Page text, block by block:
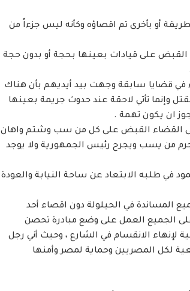
أو بأخرى تم اقصاؤه وكأنه ليس جزءاً من
و القبض على قيادات بعينها بحجة أو بدون حجة
في قضايا سابقة وجهت بيد أيديهم بأن هناك
وإنما تأتي لاحقة عند حدوث جريمة بعينها
ان يكون تهمة .
القضاء القبض على كل من سب وشتم واهان
من يسب ويجرح رئيس الجمهورية ولا يوجد
في طلبه الابتعاد عن ساحة النيابة والعودة
المساندة في الحيلولة دون اقصاء أحد
الجميع العمل على وضع مبادرة تحصن
الانقسام في الشارع ، وحيث أني رجل
لكل المصريين وحماية لمصر وأمنها